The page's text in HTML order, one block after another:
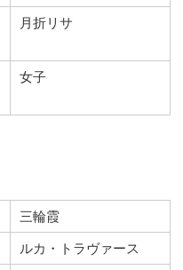
月折リサ
女子
三輪霞
ルカ・トラヴァース